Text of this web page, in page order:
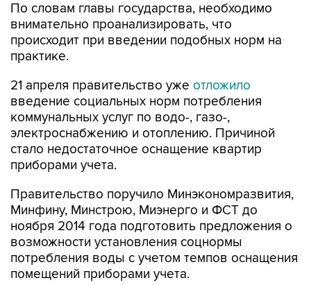
По словам главы государства, необходимо
внимательно проанализировать, что
происходит при введении подобных норм на
практике.
21 апреля правительство уже отложило
введение социальных норм потребления
коммунальных услуг по водо-, газо-,
электроснабжению и отоплению. Причиной
стало недостаточное оснащение квартир
приборами учета.
Правительство поручило Минэкономразвития,
Минфину, Минстрою, Миэнерго и ФСТ до
ноября 2014 года подготовить предложения о
возможности установления соцнормы
потребления воды с учетом темпов оснащения
помещений приборами учета.